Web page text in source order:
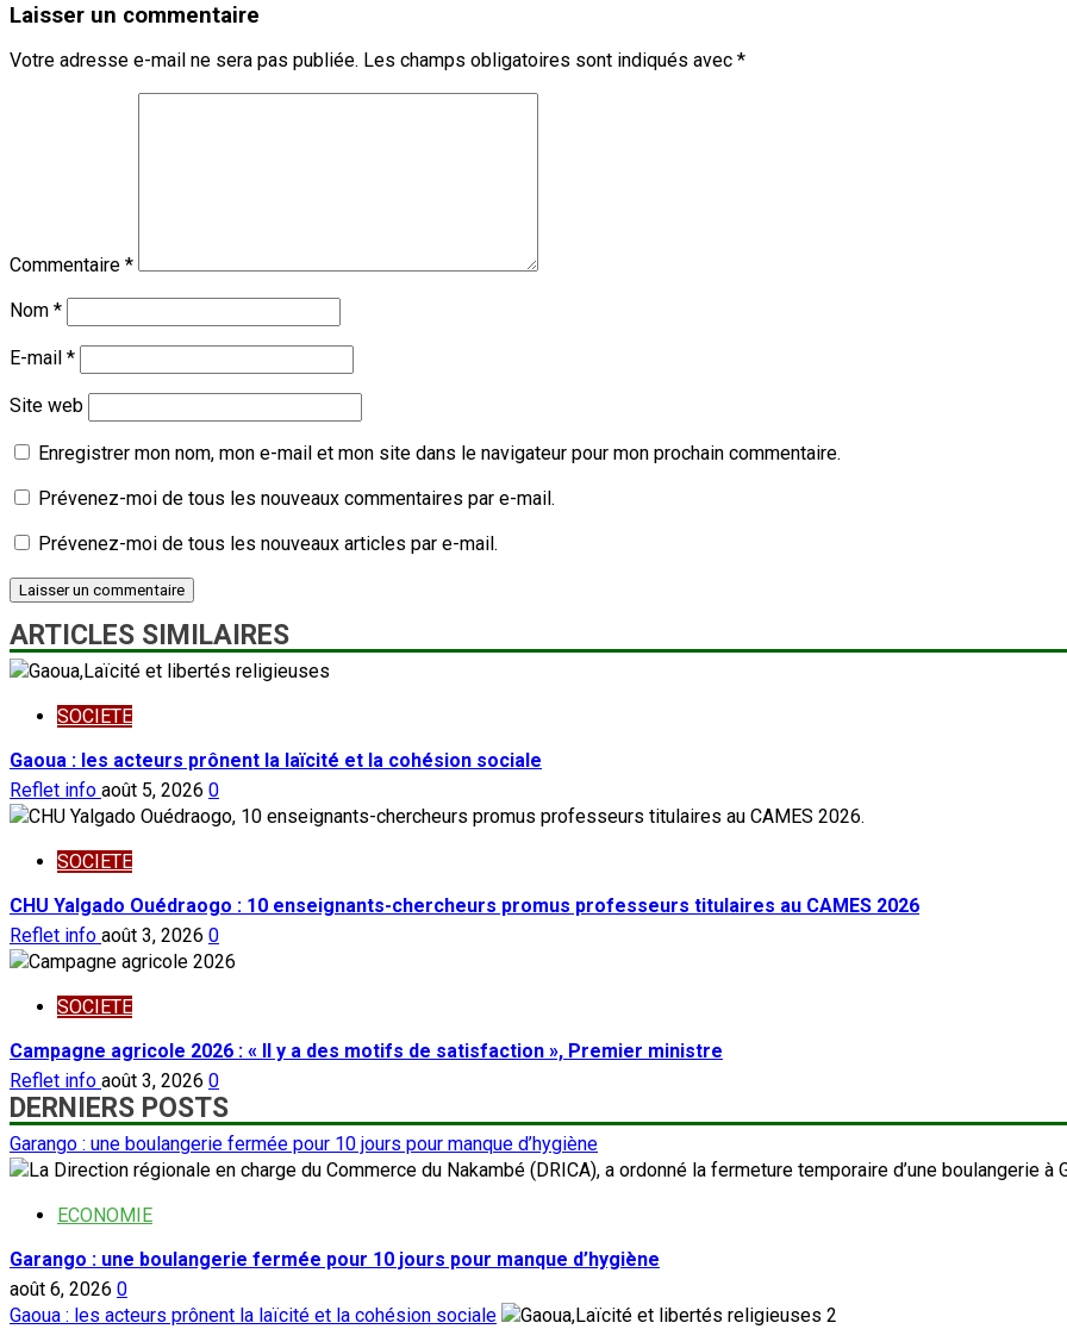
Laisser un commentaire
Votre adresse e-mail ne sera pas publiée. Les champs obligatoires sont indiqués avec *
Commentaire *
Nom *
E-mail *
Site web
Enregistrer mon nom, mon e-mail et mon site dans le navigateur pour mon prochain commentaire.
Prévenez-moi de tous les nouveaux commentaires par e-mail.
Prévenez-moi de tous les nouveaux articles par e-mail.
ARTICLES SIMILAIRES
SOCIETE
Gaoua : les acteurs prônent la laïcité et la cohésion sociale
Reflet info août 5, 2026 0
SOCIETE
CHU Yalgado Ouédraogo : 10 enseignants-chercheurs promus professeurs titulaires au CAMES 2026
Reflet info août 3, 2026 0
SOCIETE
Campagne agricole 2026 : « Il y a des motifs de satisfaction », Premier ministre
Reflet info août 3, 2026 0
DERNIERS POSTS
Garango : une boulangerie fermée pour 10 jours pour manque d’hygiène
ECONOMIE
Garango : une boulangerie fermée pour 10 jours pour manque d’hygiène
août 6, 2026 0
Gaoua : les acteurs prônent la laïcité et la cohésion sociale
2